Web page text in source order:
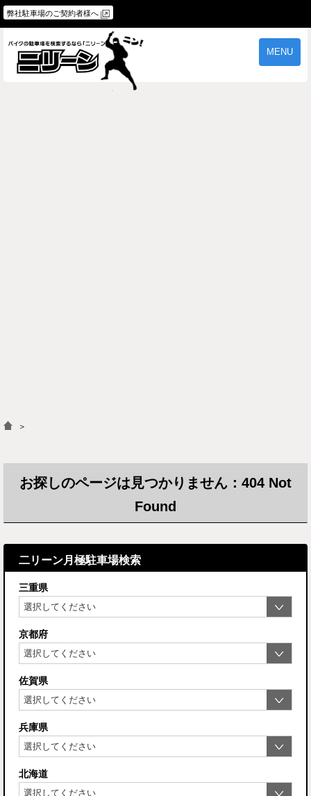
弊社駐車場のご契約者様へ
MENU
＞
お探しのページは見つかりません：404 Not
Found
二リーン月極駐車場検索
三重県
京都府
佐賀県
兵庫県
北海道